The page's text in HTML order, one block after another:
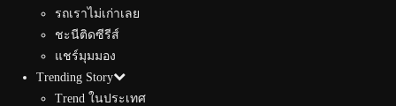
รถเราไม่เก่าเลย
ชะนีติดซีรีส์
แชร์มุมมอง
Trending Story
Trend ในประเทศ